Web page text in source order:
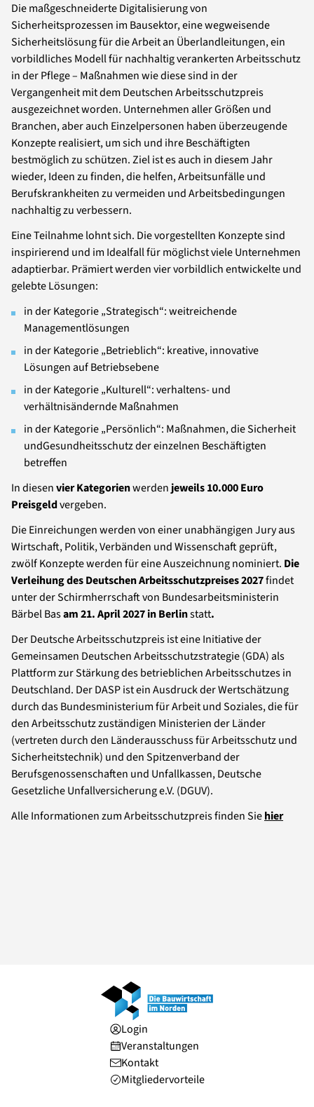
Die maßgeschneiderte Digitalisierung von
Sicherheitsprozessen im Bausektor, eine wegweisende
Sicherheitslösung für die Arbeit an Überlandleitungen, ein
vorbildliches Modell für nachhaltig verankerten Arbeitsschutz
in der Pflege – Maßnahmen wie diese sind in der
Vergangenheit mit dem Deutschen Arbeitsschutzpreis
ausgezeichnet worden. Unternehmen aller Größen und
Branchen, aber auch Einzelpersonen haben überzeugende
Konzepte realisiert, um sich und ihre Beschäftigten
bestmöglich zu schützen. Ziel ist es auch in diesem Jahr
wieder, Ideen zu finden, die helfen, Arbeitsunfälle und
Berufskrankheiten zu vermeiden und Arbeitsbedingungen
nachhaltig zu verbessern.
Eine Teilnahme lohnt sich. Die vorgestellten Konzepte sind
inspirierend und im Idealfall für möglichst viele Unternehmen
adaptierbar. Prämiert werden vier vorbildlich entwickelte und
gelebte Lösungen:
in der Kategorie „Strategisch“: weitreichende
Managementlösungen
in der Kategorie „Betrieblich“: kreative, innovative
Lösungen auf Betriebsebene
in der Kategorie „Kulturell“: verhaltens- und
verhältnisändernde Maßnahmen
in der Kategorie „Persönlich“: Maßnahmen, die Sicherheit
undGesundheitsschutz der einzelnen Beschäftigten
betreffen
In diesenvier Kategorienwerden jeweils 10.000 Euro
Preisgeldvergeben.
Die Einreichungen werden von einer unabhängigen Jury aus
Wirtschaft, Politik, Verbänden und Wissenschaft geprüft,
zwölf Konzepte werden für eine Auszeichnung nominiert. Die
Verleihung des Deutschen Arbeitsschutzpreises 2027findet
unter der Schirmherrschaft von Bundesarbeitsministerin
Bärbel Basam 21. April 2027 in Berlinstatt.
Der Deutsche Arbeitsschutzpreis ist eine Initiative der
Gemeinsamen Deutschen Arbeitsschutzstrategie (GDA) als
Plattform zur Stärkung des betrieblichen Arbeitsschutzes in
Deutschland. Der DASP ist ein Ausdruck der Wertschätzung
durch das Bundesministerium für Arbeit und Soziales, die für
den Arbeitsschutz zuständigen Ministerien der Länder
(vertreten durch den Länderausschuss für Arbeitsschutz und
Sicherheitstechnik) und den Spitzenverband der
Berufsgenossenschaften und Unfallkassen, Deutsche
Gesetzliche Unfallversicherung e.V. (DGUV).
Alle Informationen zum Arbeitsschutzpreis finden Siehier
Login
Veranstaltungen
Kontakt
Mitgliedervorteile